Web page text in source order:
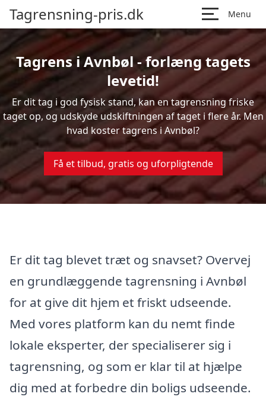
Tagrensning-pris.dk Menu
Tagrens i Avnbøl - forlæng tagets
levetid!
Er dit tag i god fysisk stand, kan en tagrensning friske
taget op, og udskyde udskiftningen af taget i flere år. Men
hvad koster tagrens i Avnbøl?
Få et tilbud, gratis og uforpligtende
Er dit tag blevet træt og snavset? Overvej
en grundlæggende tagrensning i Avnbøl
for at give dit hjem et friskt udseende.
Med vores platform kan du nemt finde
lokale eksperter, der specialiserer sig i
tagrensning, og som er klar til at hjælpe
dig med at forbedre din boligs udseende.